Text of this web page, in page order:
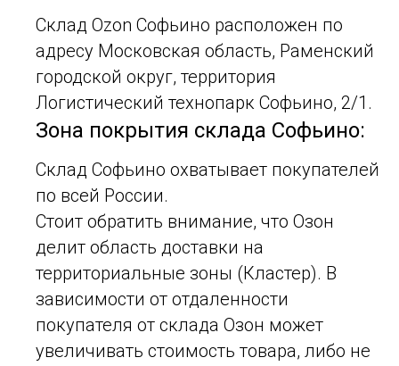
Склад Ozon Софьино расположен по
адресу Московская область, Раменский
городской округ, территория
Логистический технопарк Софьино, 2/1.
Зона покрытия склада Софьино:
Склад Софьино охватывает покупателей
по всей России.
Стоит обратить внимание, что Озон
делит область доставки на
территориальные зоны (Кластер). В
зависимости от отдаленности
покупателя от склада Озон может
увеличивать стоимость товара, либо не